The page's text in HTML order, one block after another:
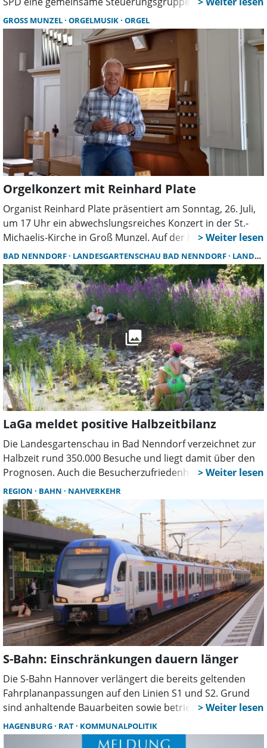
Region und Land fordert, setzt die FDP auf eine Task-
Force zur Entschlammung. Auch die CDU greift das
Thema mit einer Informationsveranstaltung auf.
GROSS MUNZEL ORGELMUSIK ORGEL
Orgelkonzert mit Reinhard Plate
Organist Reinhard Plate präsentiert am Sonntag, 26. Juli,
um 17 Uhr ein abwechslungsreiches Konzert in der St.-
Michaelis-Kirche in Groß Munzel. Auf der historischen
Furtwängler-Orgel erklingen Werke von Bach,
Komponisten aus Frankreich und Amerika sowie zwei
speziell für das Instrument geschriebene Stücke.
BAD NENNDORF LANDESGARTENSCHAU BAD NENNDORF LANDESGARTENSCHAU
LaGa meldet positive Halbzeitbilanz
Die Landesgartenschau in Bad Nenndorf verzeichnet zur
Halbzeit rund 350.000 Besuche und liegt damit über den
Prognosen. Auch die Besucherzufriedenheit fällt sehr
hoch aus. Zugleich sorgt die Veranstaltung für zusätzliche
Gäste und positive Impulse für den Tourismus.
REGION BAHN NAHVERKEHR
S-Bahn: Einschränkungen dauern länger
Die S-Bahn Hannover verlängert die bereits geltenden
Fahrplananpassungen auf den Linien S1 und S2. Grund
sind anhaltende Bauarbeiten sowie betriebliche
Herausforderungen. Betroffen sind die Abschnitte
Minden-Haste und Nienburg-Neustadt.
HAGENBURG RAT KOMMUNALPOLITIK